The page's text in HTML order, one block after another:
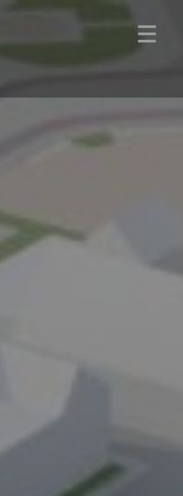
TEAM
BEDENKKRACHT
CONTACT